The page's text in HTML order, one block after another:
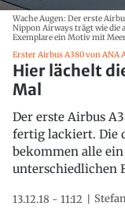
Wache Augen: Der erste
Nippon Airways trägt wie die
Exemplare ein Motiv mit
Erster Airbus A380 von ANA
Hier lächelt
Mal
Der erste Airbus
fertig lackiert. Die
bekommen alle
unterschiedlichen
13.12.18 - 11:12